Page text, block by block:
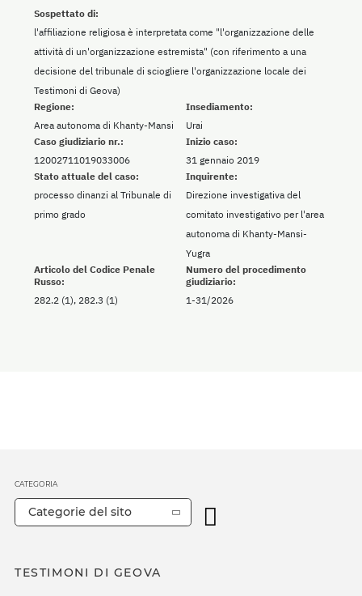
Regione:
Area autonoma di Khanty-Mansi
Insediamento:
Urai
Sospettato di:
l'affiliazione religiosa è interpretata come "l'organizzazione delle
attività di un'organizzazione estremista" (con riferimento a una
decisione del tribunale di sciogliere l'organizzazione locale dei
Testimoni di Geova)
Caso giudiziario nr.:
12002711019033006
Inizio caso:
31 gennaio 2019
Stato attuale del caso:
processo dinanzi al Tribunale di
primo grado
Inquirente:
Direzione investigativa del
comitato investigativo per l'area
autonoma di Khanty-Mansi-
Yugra
Articolo del Codice Penale
Russo:
282.2 (1), 282.3 (1)
Numero del procedimento
giudiziario:
1-31/2026
TESTIMONI DI GEOVA
CATEGORIA
Categorie del sito